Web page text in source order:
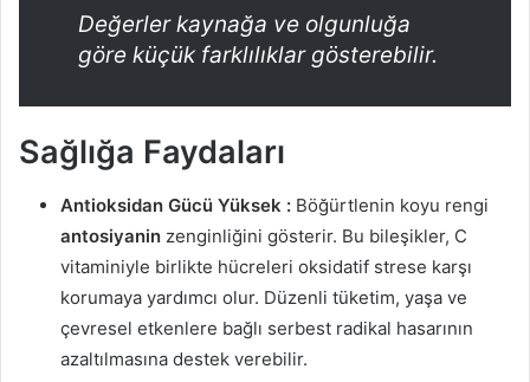
Değerler kaynağa ve olgunluğa
göre küçük farklılıklar gösterebilir.
Sağlığa Faydaları
Antioksidan Gücü Yüksek : Böğürtlenin koyu rengi
antosiyanin zenginliğini gösterir. Bu bileşikler, C
vitaminiyle birlikte hücreleri oksidatif strese karşı
korumaya yardımcı olur. Düzenli tüketim, yaşa ve
çevresel etkenlere bağlı serbest radikal hasarının
azaltılmasına destek verebilir.